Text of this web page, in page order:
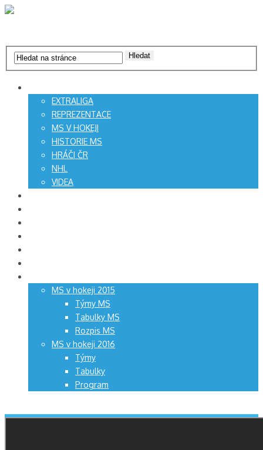
EXTRALIGA
REPREZENTACE
MS V HOKEJI
HISTORIE MS
HRÁČI ČR
NHL
VIDEA
MS v hokeji 2015
Týmy MS
Tabulky MS
Rozpis MS
MS v hokeji 2016
Týmy
Tabulky
Program